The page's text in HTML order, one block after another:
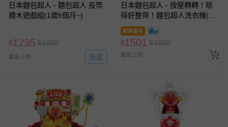
戲或活動點數等）。
已拆封之以下類型商品：
-個人衛生用品（例如尿布、貼身衣物、泳裝、襪子、地
墊、寢具類等）。
-新生兒親膚衣物（嬰幼兒包巾與背巾、包屁衣、學習
褲、紗布衣等）。
帶束縛衣、餐搖椅等）。
-其他原廠盒裝商品封口處已貼上「不可拆封」，或具警
示字句等說明貼紙、封條者。
日本麵包超人 - 麵包超人 投幣
積木遊戲組(1歲6個月~)
$1235 $1300
最新上架 追蹤
日本麵包超人 - 按壓轉轉！晾
得好整齊！麵包超人洗衣機(3
歲~)
即將售完
$1501 $1580
最新上架